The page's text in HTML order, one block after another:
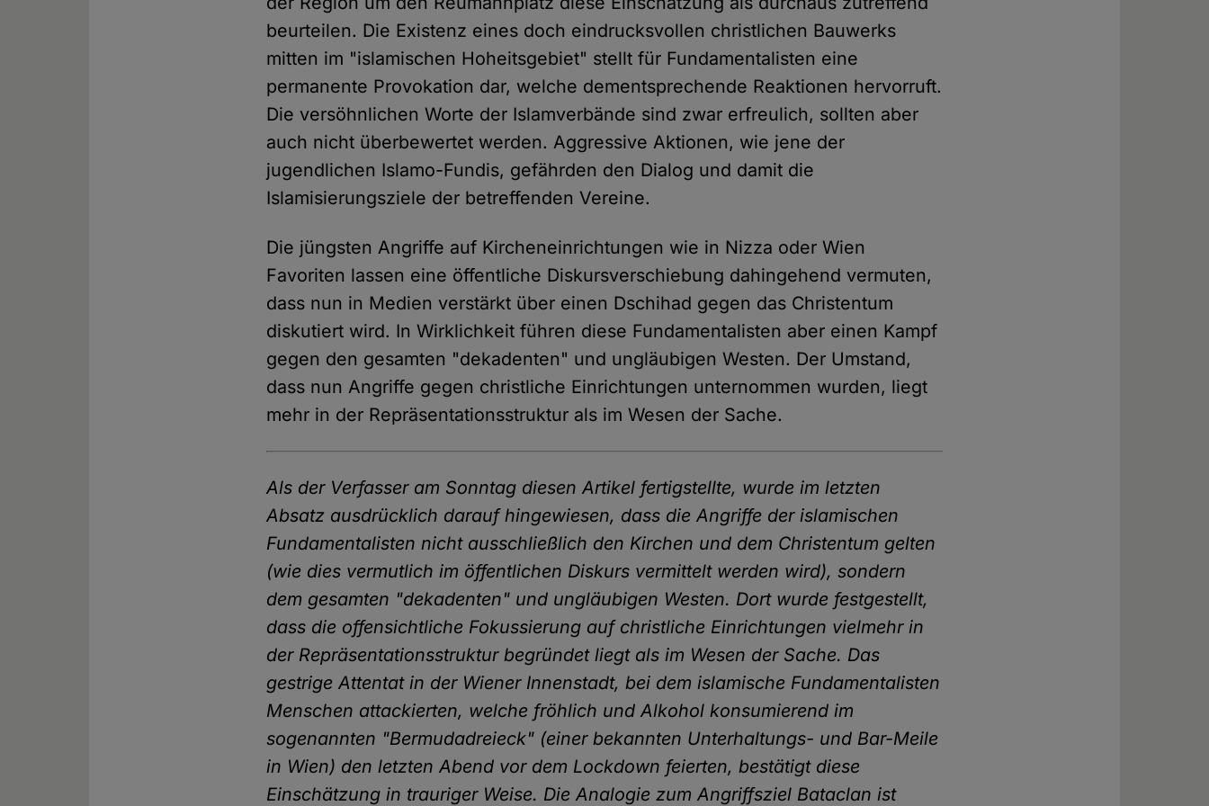
beurteilen. Die Existenz eines doch eindrucksvollen christlichen Bauwerks
mitten im "islamischen Hoheitsgebiet" stellt für Fundamentalisten eine
permanente Provokation dar, welche dementsprechende Reaktionen hervorruft.
Die versöhnlichen Worte der Islamverbände sind zwar erfreulich, sollten aber
auch nicht überbewertet werden. Aggressive Aktionen, wie jene der
jugendlichen Islamo-Fundis, gefährden den Dialog und damit die
Islamisierungsziele der betreffenden Vereine.
Die jüngsten Angriffe auf Kircheneinrichtungen wie in Nizza oder Wien
Favoriten lassen eine öffentliche Diskursverschiebung dahingehend vermuten,
dass nun in Medien verstärkt über einen Dschihad gegen das Christentum
diskutiert wird. In Wirklichkeit führen diese Fundamentalisten aber einen Kampf
gegen den gesamten "dekadenten" und ungläubigen Westen. Der Umstand,
dass nun Angriffe gegen christliche Einrichtungen unternommen wurden, liegt
mehr in der Repräsentationsstruktur als im Wesen der Sache.
Als der Verfasser am Sonntag diesen Artikel fertigstellte, wurde im letzten
Absatz ausdrücklich darauf hingewiesen, dass die Angriffe der islamischen
Fundamentalisten nicht ausschließlich den Kirchen und dem Christentum gelten
(wie dies vermutlich im öffentlichen Diskurs vermittelt werden wird), sondern
dem gesamten "dekadenten" und ungläubigen Westen. Dort wurde festgestellt,
dass die offensichtliche Fokussierung auf christliche Einrichtungen vielmehr in
der Repräsentationsstruktur begründet liegt als im Wesen der Sache. Das
gestrige Attentat in der Wiener Innenstadt, bei dem islamische Fundamentalisten
Menschen attackierten, welche fröhlich und Alkohol konsumierend im
sogenannten "Bermudadreieck" (einer bekannten Unterhaltungs- und Bar-Meile
in Wien) den letzten Abend vor dem Lockdown feierten, bestätigt diese
Einschätzung in trauriger Weise. Die Analogie zum Angriffsziel Bataclan ist